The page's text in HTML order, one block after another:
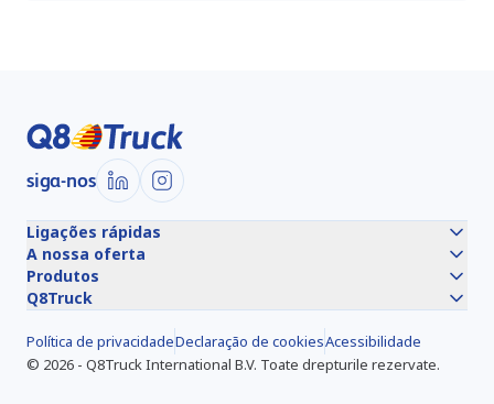
siga-nos
Ligações rápidas
A nossa oferta
Produtos
Q8Truck
Política de privacidadeDeclaração de cookiesAcessibilidade
© 2026 - Q8Truck International B.V. Toate drepturile rezervate.